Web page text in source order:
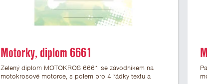
Motorky, diplom 6661
Zelený diplom MOTOKROS 6661 se závodníkem na
motokrosové motorce, s polem pro 4 řádky textu a